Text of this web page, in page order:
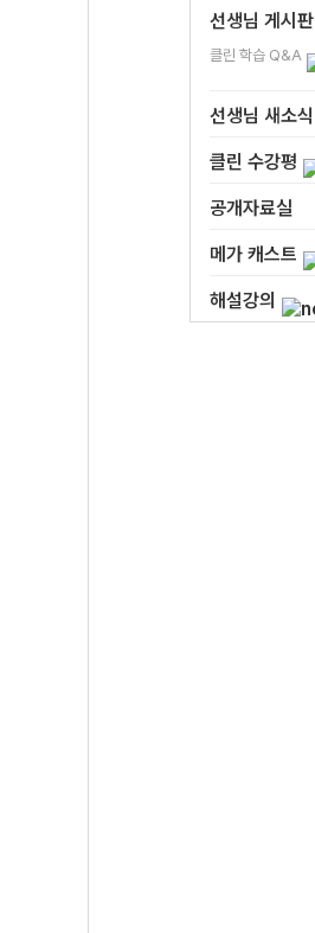
선생님 게시판
클린 학습 Q&A
선생님 새소식
클린 수강평
공개자료실
메가 캐스트
해설강의